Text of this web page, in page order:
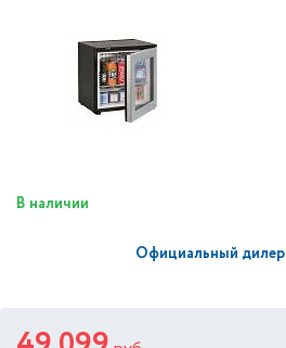
В наличии
Официальный дилер